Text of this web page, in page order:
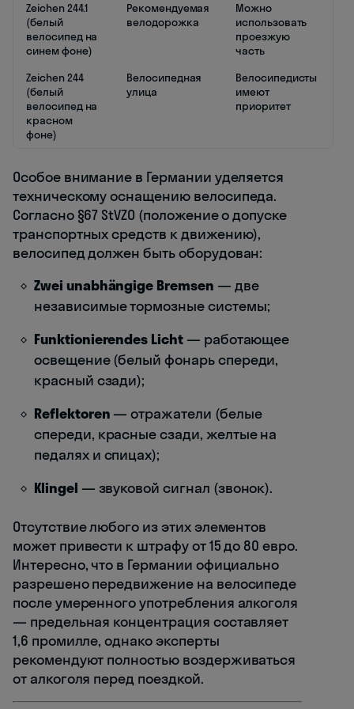
Zeichen 244.1
(белый
велосипед на
синем фоне)
Рекомендуемая
велодорожка
Можно
использовать
проезжую
часть
Zeichen 244
(белый
велосипед на
красном
фоне)
Велосипедная
улица
Велосипедисты
имеют
приоритет
Особое внимание в Германии уделяется
техническому оснащению велосипеда.
Согласно §67 StVZO (положение о допуске
транспортных средств к движению),
велосипед должен быть оборудован:
Zwei unabhängige Bremsen — две
независимые тормозные системы;
Funktionierendes Licht— работающее
освещение (белый фонарь спереди,
красный сзади);
Reflektoren — отражатели (белые
спереди, красные сзади, желтые на
педалях и спицах);
Klingel — звуковой сигнал (звонок).
Отсутствие любого из этих элементов
может привести к штрафу от 15 до 80 евро.
Интересно, что в Германии официально
разрешено передвижение на велосипеде
после умеренного употребления алкоголя
— предельная концентрация составляет
1,6 промилле, однако эксперты
рекомендуют полностью воздерживаться
от алкоголя перед поездкой.